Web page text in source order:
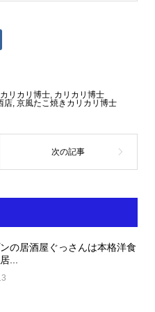
カリカリ博士, カリカリ博士
店, 京風たこ焼きカリカリ博士
の居酒屋ぐっさんは本格洋食
...